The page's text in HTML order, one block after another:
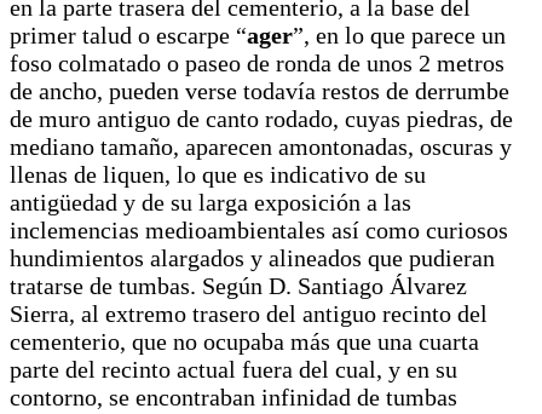
en la parte trasera del cementerio, a la base del
primer talud o escarpe “ager”, en lo que parece un
foso colmatado o paseo de ronda de unos 2 metros
de ancho, pueden verse todavía restos de derrumbe
de muro antiguo de canto rodado, cuyas piedras, de
mediano tamaño, aparecen amontonadas, oscuras y
llenas de liquen, lo que es indicativo de su
antigüedad y de su larga exposición a las
inclemencias medioambientales así como curiosos
hundimientos alargados y alineados que pudieran
tratarse de tumbas. Según D. Santiago Álvarez
Sierra, al extremo trasero del antiguo recinto del
cementerio, que no ocupaba más que una cuarta
parte del recinto actual fuera del cual, y en su
contorno, se encontraban infinidad de tumbas